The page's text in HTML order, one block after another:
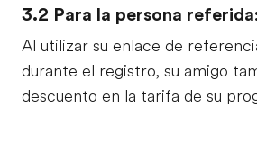
3.2 Para la persona
Al utilizar su enlace de
durante el registro, su amigo
descuento en la tarifa de su